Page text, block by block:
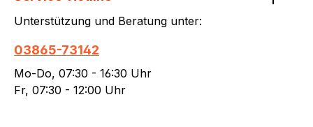
Unterstützung und Beratung unter:
03865-73142
Mo-Do, 07:30 - 16:30 Uhr
Fr, 07:30 - 12:00 Uhr